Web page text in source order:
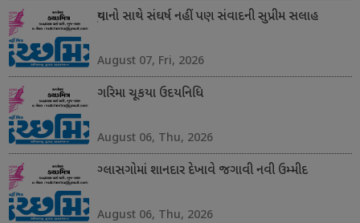
યુવાનો સાથે સંઘર્ષ નહીં પણ સંવાદની સુપ્રીમ સલાહ
August 07, Fri, 2026
ગરિમા ચૂકયા ઉદયનિધિ
August 06, Thu, 2026
ગ્લાસગોમાં શાનદાર દેખાવે જગાવી નવી ઉમ્મીદ
August 06, Thu, 2026